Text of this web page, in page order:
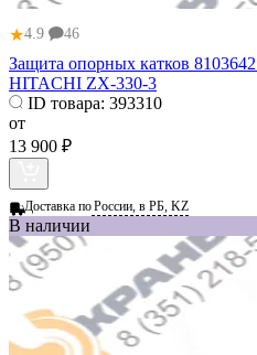
★4.9 46
Защита опорных катков
HITACHI ZX-330-3
ID товара: 393310
от
13 900 ₽
Доставка поРоссии, в РБ, KZ
В наличии